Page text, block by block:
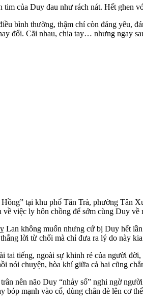
tim của Duy đau như rách nát. Hết
bình thường, thậm chí còn đáng yêu,
đổi. Cãi nhau, chia tay… nhưng ngay
tại khu phố Tân Trà, phường Tân
việc ly hôn chồng để sớm cùng Duy về
Lan không muốn nhưng cứ bị Duy hết
lời từ chối mà chỉ đưa ra lý do này
tai tiếng, ngoài sự khinh rẻ của người
nói chuyện, hòa khí giữa cả hai cũng
nên não Duy “nhảy số” nghi ngờ
bóp mạnh vào cổ, dùng chân đè lên c‌ơ